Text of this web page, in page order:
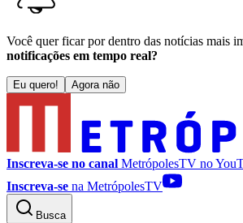
Você quer ficar por dentro das notícias mais
notificações em tempo real?
Eu quero! Agora não
Inscreva-se no canal MetrópolesTV no
Inscreva-se na MetrópolesTV
Busca